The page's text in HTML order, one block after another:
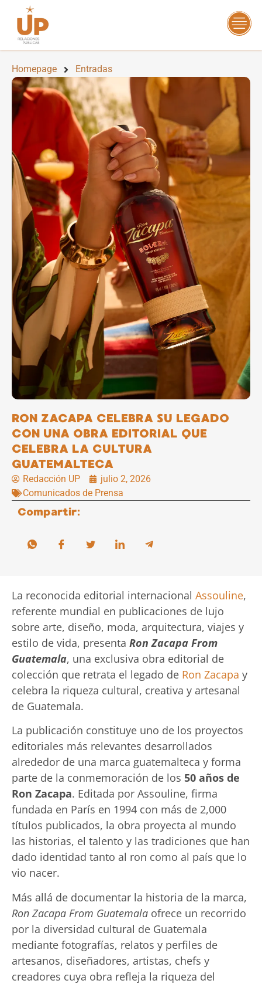
Homepage Entradas
RON ZACAPA CELEBRA SU LEGADO
CON UNA OBRA EDITORIAL QUE
CELEBRA LA CULTURA
GUATEMALTECA
Redacción UP
julio 2, 2026
Comunicados de Prensa
Compartir:
La reconocida editorial internacional Assouline,
referente mundial en publicaciones de lujo
sobre arte, diseño, moda, arquitectura, viajes y
estilo de vida, presenta Ron Zacapa From
Guatemala, una exclusiva obra editorial de
colección que retrata el legado de Ron Zacapa y
celebra la riqueza cultural, creativa y artesanal
de Guatemala.
La publicación constituye uno de los proyectos
editoriales más relevantes desarrollados
alrededor de una marca guatemalteca y forma
parte de la conmemoración de los 50 años de
Ron Zacapa. Editada por Assouline, firma
fundada en París en 1994 con más de 2,000
títulos publicados, la obra proyecta al mundo
las historias, el talento y las tradiciones que han
dado identidad tanto al ron como al país que lo
vio nacer.
Más allá de documentar la historia de la marca,
Ron Zacapa From Guatemala ofrece un recorrido
por la diversidad cultural de Guatemala
mediante fotografías, relatos y perfiles de
artesanos, diseñadores, artistas, chefs y
creadores cuya obra refleja la riqueza del